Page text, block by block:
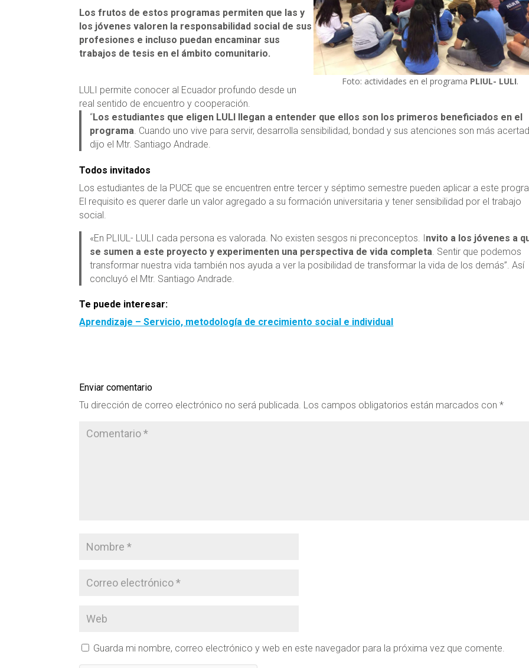
Los frutos de estos programas permiten que las y
los jóvenes valoren la responsabilidad social de sus
profesiones e incluso puedan encaminar sus
trabajos de tesis en el ámbito comunitario.
LULI permite conocer al Ecuador profundo desde un
real sentido de encuentro y cooperación.
Foto: actividades en el programa PLIUL- LULI.
“Los estudiantes que eligen LULI llegan a entender que ellos son los primeros beneficiados en el
programa. Cuando uno vive para servir, desarrolla sensibilidad, bondad y sus atenciones son más
dijo el Mtr. Santiago Andrade.
Todos invitados
Los estudiantes de la PUCE que se encuentren entre tercer y séptimo semestre pueden aplicar a este
El requisito es querer darle un valor agregado a su formación universitaria y tener sensibilidad por el trabajo
social.
«En PLIUL- LULI cada persona es valorada. No existen sesgos ni preconceptos. Invito a los jóvenes a
se sumen a este proyecto y experimenten una perspectiva de vida completa. Sentir que podemos
transformar nuestra vida también nos ayuda a ver la posibilidad de transformar la vida de los demás”. Así
concluyó el Mtr. Santiago Andrade.
Te puede interesar:
Aprendizaje – Servicio, metodología de crecimiento social e individual
Enviar comentario
Tu dirección de correo electrónico no será publicada. Los campos obligatorios están marcados con*
Guarda mi nombre, correo electrónico y web en este navegador para la próxima vez que comente.